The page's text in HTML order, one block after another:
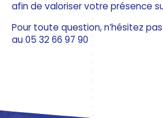
afin de valoriser votre présence
Pour toute question, n’hésitez
au 05 32 66 97 90